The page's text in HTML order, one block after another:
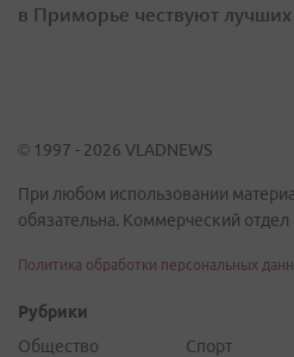
в Приморье чествуют лучших
© 1997 - 2026 VLADNEWS
При любом использовании
обязательна. Коммерческий
Политика обработки персональных
Рубрики
Общество
Спорт